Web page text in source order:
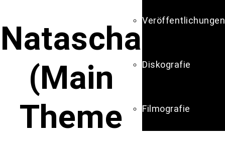
Veröffentlichungen
Diskografie
Filmografie
Natascha
(Main
Theme